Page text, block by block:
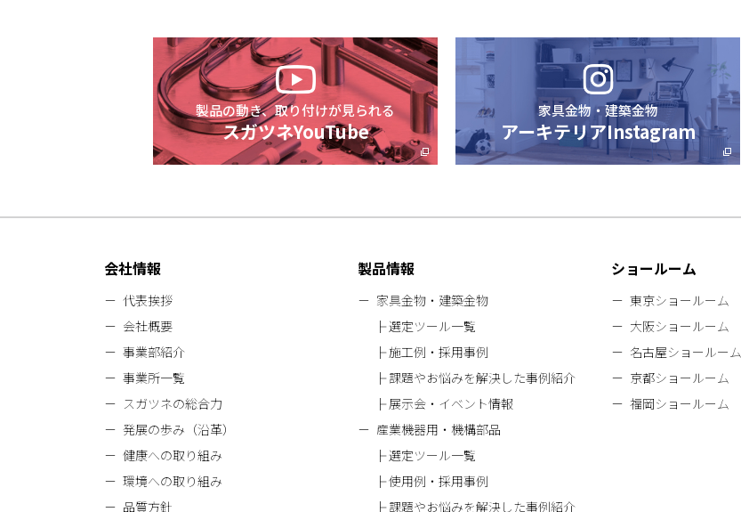
製品の動き、取り付けが見られる
スガツネYouTube
家具金物・建築金物
アーキテリアInstagram
会社情報
代表挨拶
会社概要
事業部紹介
事業所一覧
スガツネの総合力
発展の歩み（沿革）
健康への取り組み
環境への取り組み
品質方針
製品情報
家具金物・建築金物
選定ツール一覧
施工例・採用事例
課題やお悩みを解決した事例紹介
展示会・イベント情報
産業機器用・機構部品
選定ツール一覧
使用例・採用事例
課題やお悩みを解決した事例紹介
ショールーム
東京ショールーム
大阪ショールーム
名古屋ショールーム
京都ショールーム
福岡ショールーム